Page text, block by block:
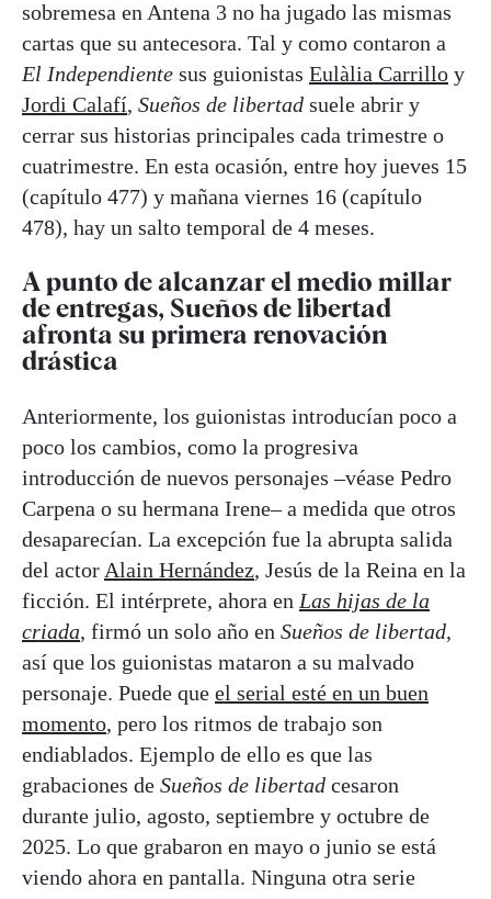
sobremesa en Antena 3 no ha jugado las mismas
cartas que su antecesora. Tal y como contaron a
El Independiente sus guionistas Eulàlia Carrillo y
Jordi Calafí, Sueños de libertad suele abrir y
cerrar sus historias principales cada trimestre o
cuatrimestre. En esta ocasión, entre hoy jueves 15
(capítulo 477) y mañana viernes 16 (capítulo
478), hay un salto temporal de 4 meses.
A punto de alcanzar el medio millar
de entregas, Sueños de libertad
afronta su primera renovación
drástica
Anteriormente, los guionistas introducían poco a
poco los cambios, como la progresiva
introducción de nuevos personajes –véase Pedro
Carpena o su hermana Irene– a medida que otros
desaparecían. La excepción fue la abrupta salida
del actor Alain Hernández, Jesús de la Reina en la
ficción. El intérprete, ahora en Las hijas de la
criada, firmó un solo año en Sueños de libertad,
así que los guionistas mataron a su malvado
personaje. Puede que el serial esté en un buen
momento, pero los ritmos de trabajo son
endiablados. Ejemplo de ello es que las
grabaciones de Sueños de libertad cesaron
durante julio, agosto, septiembre y octubre de
2025. Lo que grabaron en mayo o junio se está
viendo ahora en pantalla. Ninguna otra serie